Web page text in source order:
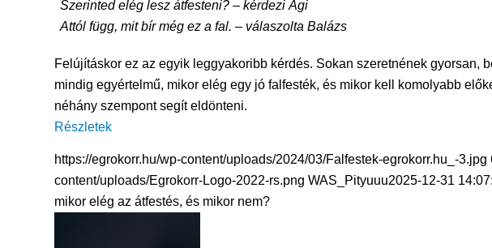
Szerinted elég lesz átfesteni? – kérdezi Ági
Attól függ, mit bír még ez a fal. – válaszolta Balázs
Felújításkor ez az egyik leggyakoribb kérdés. Sokan szeretnének gyorsan,
mindig egyértelmű, mikor elég egy jó falfesték, és mikor kell komolyabb
néhány szempont segít eldönteni.
Részletek
https://egrokorr.hu/wp-content/uploads/2024/03/Falfestek-egrokorr.hu_-3.jpg
content/uploads/Egrokorr-Logo-2022-rs.png WAS_Pityuuu2025-12-31
mikor elég az átfestés, és mikor nem?